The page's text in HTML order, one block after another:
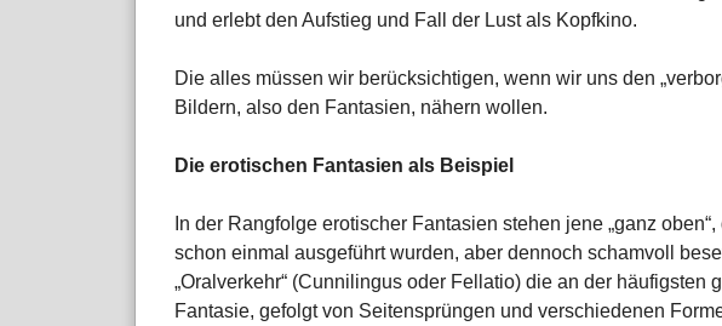
und erlebt den Aufstieg und Fall der Lust als Kopfkino.
Die alles müssen wir berücksichtigen, wenn wir uns den
Bildern, also den Fantasien, nähern wollen.
Die erotischen Fantasien als Beispiel
In der Rangfolge erotischer Fantasien stehen jene „ganz
schon einmal ausgeführt wurden, aber dennoch schamvoll
„Oralverkehr“ (Cunnilingus oder Fellatio) die an der häufigsten
Fantasie, gefolgt von Seitensprüngen und verschiedenen